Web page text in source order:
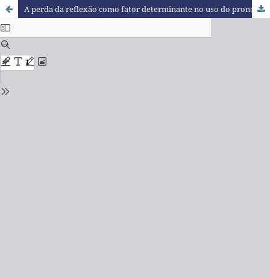
A perda da reflexão como fator determinante no uso do pronome expresso sujeito em sentenças finitas no português brasileiro